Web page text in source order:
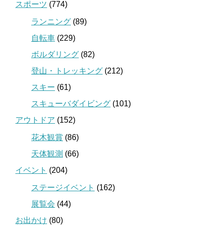
スポーツ (774)
ランニング (89)
自転車 (229)
ボルダリング (82)
登山・トレッキング (212)
スキー (61)
スキューバダイビング (101)
アウトドア (152)
花木観賞 (86)
天体観測 (66)
イベント (204)
ステージイベント (162)
展覧会 (44)
お出かけ (80)